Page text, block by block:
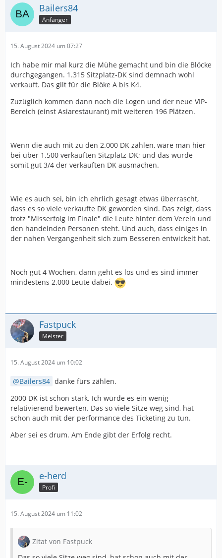
Bailers84
Anfänger
15. August 2024 um 07:27
Ich habe mir mal kurz die Mühe gemacht und bin die Blöcke
durchgegangen. 1.315 Sitzplatz-DK sind demnach wohl
verkauft. Das gilt für die Blöke A bis K4.
Zuzüglich kommen dann noch die Logen und der neue VIP-
Bereich (einst Asiarestaurant) mit weiteren 196 Plätzen.
Wenn die auch mit zu den 2.000 DK zählen, wäre man hier
bei über 1.500 verkauften Sitzplatz-DK; und das würde
somit gut 3/4 der verkauften DK ausmachen.
Wie es auch sei, bin ich ehrlich gesagt etwas überrascht,
dass es so viele verkaufte DK geworden sind. Das zeigt, dass
trotz "Misserfolg im Finale" die Leute hinter dem Verein und
den handelnden Personen steht. Und auch, dass einiges in
der nahen Vergangenheit sich zum Besseren entwickelt hat.
Noch gut 4 Wochen, dann geht es los und es sind immer
mindestens 2.000 Leute dabei.
Fastpuck
Meister
15. August 2024 um 10:02
Bailers84 danke fürs zählen.
2000 DK ist schon stark. Ich würde es ein wenig
relativierend bewerten. Das so viele Sitze weg sind, hat
schon auch mit der performance des Ticketing zu tun.
Aber sei es drum. Am Ende gibt der Erfolg recht.
e-herd
Profi
15. August 2024 um 11:02
Zitat von Fastpuck